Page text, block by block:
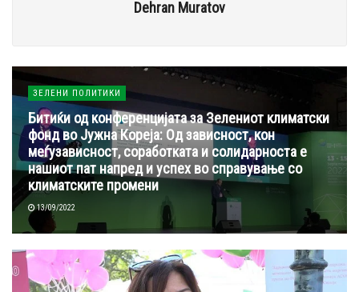
Dehran Muratov
ЗЕЛЕНИ ПОЛИТИКИ
Битиќи од конференцијата за Зелениот климатски
фонд во Јужна Кореја: Од зависност, кон
меѓузависност, соработката и солидарноста е
нашиот пат напред и успех во справување со
климатските промени
13/09/2022